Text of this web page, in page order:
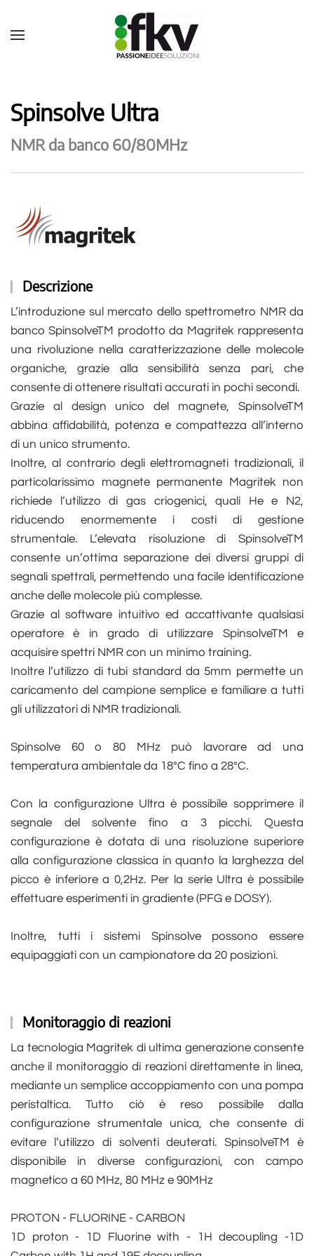
Spinsolve Ultra
NMR da banco 60/80MHz
Descrizione
L’introduzione sul mercato dello spettrometro NMR da
banco SpinsolveTM prodotto da Magritek rappresenta
una rivoluzione nella caratterizzazione delle molecole
organiche, grazie alla sensibilità senza pari, che
consente di ottenere risultati accurati in pochi secondi.
Grazie al design unico del magnete, SpinsolveTM
abbina affidabilità, potenza e compattezza all’interno
di un unico strumento.
Inoltre, al contrario degli elettromagneti tradizionali, il
particolarissimo magnete permanente Magritek non
richiede l’utilizzo di gas criogenici, quali He e N2,
riducendo enormemente i costi di gestione
strumentale. L’elevata risoluzione di SpinsolveTM
consente un’ottima separazione dei diversi gruppi di
segnali spettrali, permettendo una facile identificazione
anche delle molecole più complesse.
Grazie al software intuitivo ed accattivante qualsiasi
operatore è in grado di utilizzare SpinsolveTM e
acquisire spettri NMR con un minimo training.
Inoltre l’utilizzo di tubi standard da 5mm permette un
caricamento del campione semplice e familiare a tutti
gli utilizzatori di NMR tradizionali.
Spinsolve 60 o 80 MHz può lavorare ad una
temperatura ambientale da 18°C fino a 28°C.
Con la configurazione Ultra è possibile sopprimere il
segnale del solvente fino a 3 picchi. Questa
configurazione è dotata di una risoluzione superiore
alla configurazione classica in quanto la larghezza del
picco è inferiore a 0,2Hz. Per la serie Ultra è possibile
effettuare esperimenti in gradiente (PFG e DOSY).
Inoltre, tutti i sistemi Spinsolve possono essere
equipaggiati con un campionatore da 20 posizioni.
Monitoraggio di reazioni
La tecnologia Magritek di ultima generazione consente
anche il monitoraggio di reazioni direttamente in linea,
mediante un semplice accoppiamento con una pompa
peristaltica. Tutto ciò è reso possibile dalla
configurazione strumentale unica, che consente di
evitare l’utilizzo di solventi deuterati. SpinsolveTM è
disponibile in diverse configurazioni, con campo
magnetico a 60 MHz, 80 MHz e 90MHz
PROTON - FLUORINE - CARBON
1D proton - 1D Fluorine with - 1H decoupling -1D